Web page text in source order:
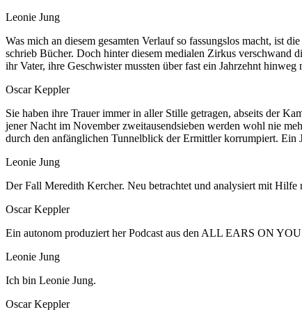
Leonie Jung
Was mich an diesem gesamten Verlauf so fassungslos macht, ist
schrieb Bücher. Doch hinter diesem medialen Zirkus verschwand
ihr Vater, ihre Geschwister mussten über fast ein Jahrzehnt
Oscar Keppler
Sie haben ihre Trauer immer in aller Stille getragen, abseits der
jener Nacht im November zweitausendsieben werden wohl nie
durch den anfänglichen Tunnelblick der Ermittler korrumpiert. Ein
Leonie Jung
Der Fall Meredith Kercher. Neu betrachtet und analysiert mit
Oscar Keppler
Ein autonom produziert her Podcast aus den ALL EARS ON
Leonie Jung
Ich bin Leonie Jung.
Oscar Keppler